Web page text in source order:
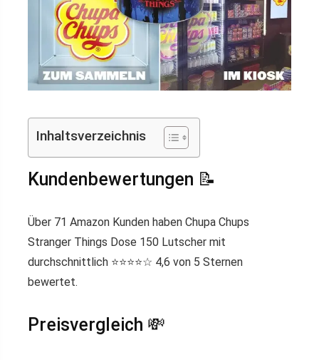
Inhaltsverzeichnis
Kundenbewertungen 📝
Über 71 Amazon Kunden haben Chupa Chups
Stranger Things Dose 150 Lutscher mit
durchschnittlich ⭐️⭐️⭐️⭐️☆ 4,6 von 5 Sternen
bewertet.
Preisvergleich 💸